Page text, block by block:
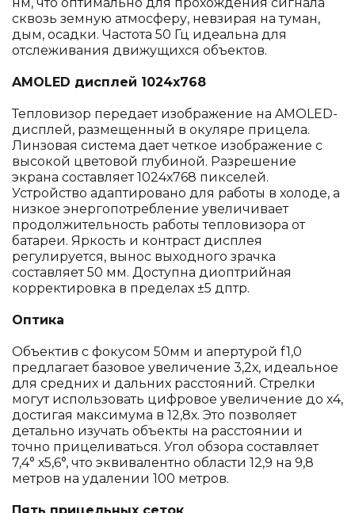
сквозь земную атмосферу, невзирая на туман,
дым, осадки. Частота 50 Гц идеальна для
отслеживания движущихся объектов.
AMOLED дисплей 1024х768
Тепловизор передает изображение на AMOLED-
дисплей, размещенный в окуляре прицела.
Линзовая система дает четкое изображение с
высокой цветовой глубиной. Разрешение
экрана составляет 1024х768 пикселей.
Устройство адаптировано для работы в холоде, а
низкое энергопотребление увеличивает
продолжительность работы тепловизора от
батареи. Яркость и контраст дисплея
регулируется, вынос выходного зрачка
составляет 50 мм. Доступна диоптрийная
корректировка в пределах ±5 дптр.
Оптика
Объектив с фокусом 50мм и апертурой f1,0
предлагает базовое увеличение 3,2х, идеальное
для средних и дальних расстояний. Стрелки
могут использовать цифровое увеличение до х4,
достигая максимума в 12,8х. Это позволяет
детально изучать объекты на расстоянии и
точно прицеливаться. Угол обзора составляет
7,4° х5,6°, что эквивалентно области 12,9 на 9,8
метров на удалении 100 метров.